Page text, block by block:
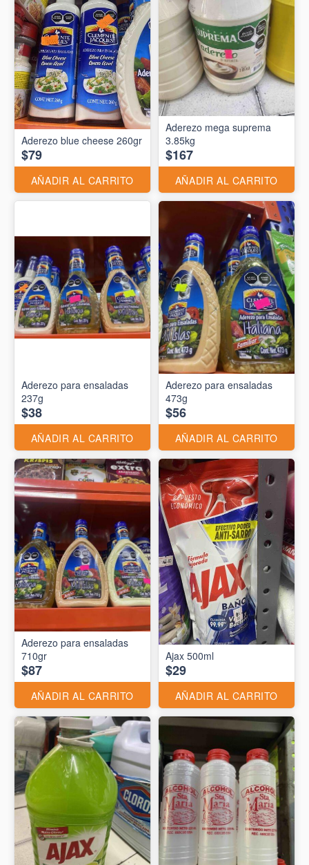
Aderezo blue cheese 260gr
$79
AÑADIR AL CARRITO
Aderezo mega suprema
3.85kg
$167
AÑADIR AL CARRITO
Aderezo para ensaladas
237g
$38
AÑADIR AL CARRITO
Aderezo para ensaladas
473g
$56
AÑADIR AL CARRITO
Aderezo para ensaladas
710gr
$87
AÑADIR AL CARRITO
Ajax 500ml
$29
AÑADIR AL CARRITO